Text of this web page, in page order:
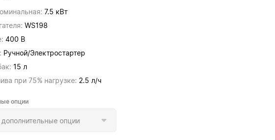
7.5 кВт
WS198
400 В
Ручной/Электростартер
15 л
при 75% нагрузке: 2.5 л/ч
опции